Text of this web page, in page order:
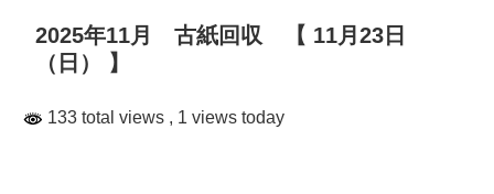
2025年11月 古紙回収 【 11月23日
（日） 】
133 total views , 1 views today